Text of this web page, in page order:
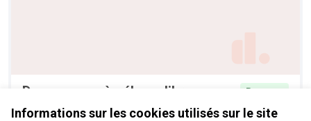
Informations sur les cookies utilisés sur le site
Des pompes à vélo en libre-
service
Retenue